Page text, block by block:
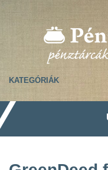
KATEGÓRIÁK